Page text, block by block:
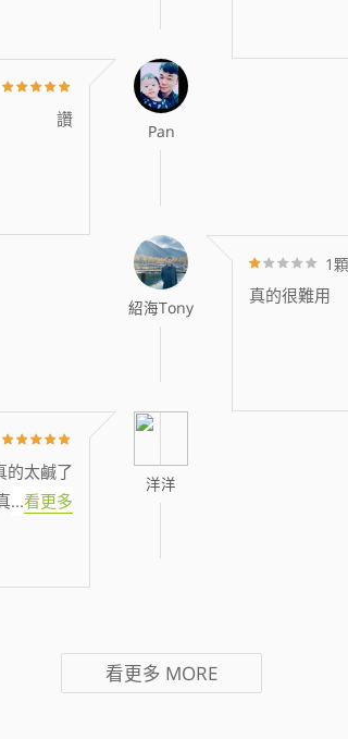
Pan
讚
紹海Tony
1
真的很難用
洋洋
的太鹹了
...看更多
看更多 MORE